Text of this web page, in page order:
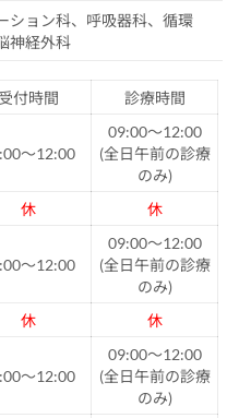
ション科、呼吸器科、循環
神経外科
受付時間 診療時間
～12:00
09:00～12:00
(全日午前の診療
のみ)
休 休
～12:00
09:00～12:00
(全日午前の診療
のみ)
休 休
～12:00
09:00～12:00
(全日午前の診療
のみ)